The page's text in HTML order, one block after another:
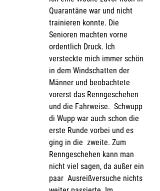
Quarantäne war und nicht
trainieren konnte. Die
Senioren machten vorne
ordentlich Druck. Ich
versteckte mich immer schön
in dem Windschatten der
Männer und beobachtete
vorerst das Renngeschehen
und die Fahrweise.  Schwupp
di Wupp war auch schon die
erste Runde vorbei und es
ging in die  zweite. Zum
Renngeschehen kann man
nicht viel sagen, da außer ein
paar  Ausreißversuche nichts